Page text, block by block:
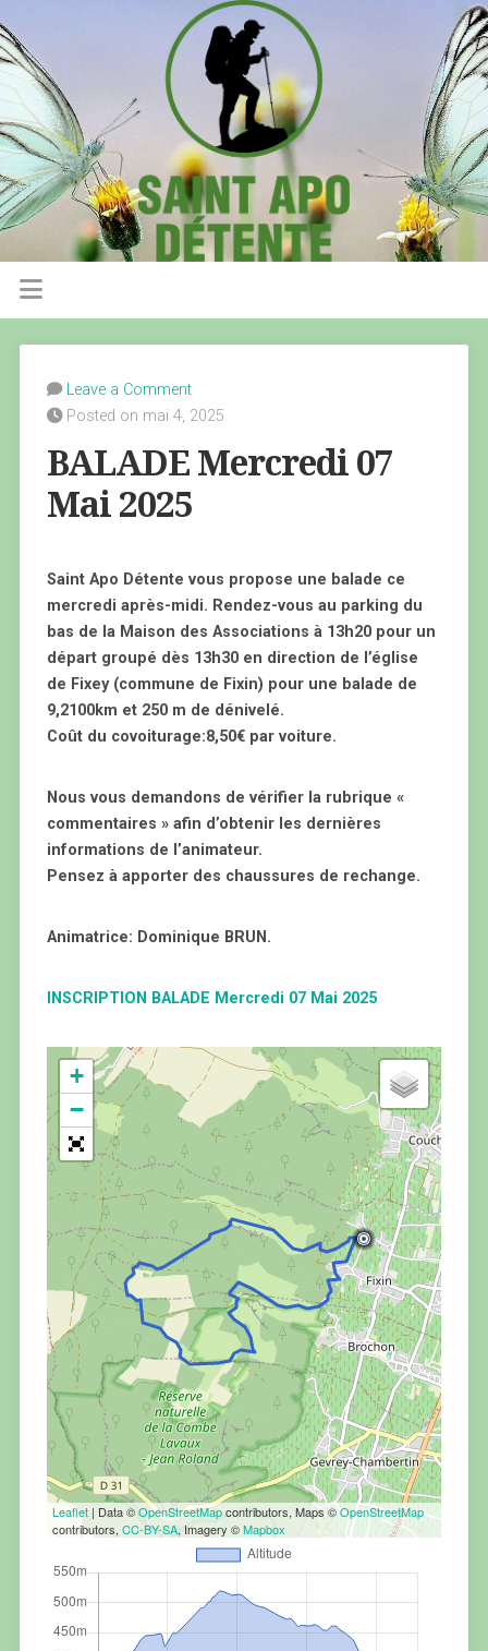
Leave a Comment
Posted on mai 4, 2025
BALADE Mercredi 07
Mai 2025
Saint Apo Détente vous propose une balade ce
mercredi après-midi. Rendez-vous au parking du
bas de la Maison des Associations à 13h20 pour un
départ groupé dès 13h30 en direction de l’église
de Fixey (commune de Fixin) pour une balade de
9,2100km et 250 m de dénivelé.
Coût du covoiturage:8,50€ par voiture.
Nous vous demandons de vérifier la rubrique «
commentaires » afin d’obtenir les dernières
informations de l’animateur.
Pensez à apporter des chaussures de rechange.
Animatrice: Dominique BRUN.
INSCRIPTION BALADE Mercredi 07 Mai 2025
+
−
Leaflet| Data ©OpenStreetMapcontributors, Maps ©OpenStreetMap
contributors, CC-BY-SA, Imagery ©Mapbox